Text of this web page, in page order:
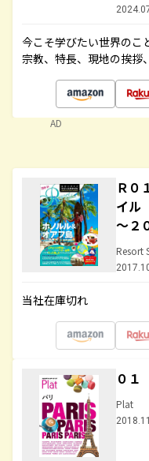
今こそ学びたい世界のこ
宗教、特長、現地の挨拶
AD
Ｒ
イル
～２
Resort
当社在庫切れ
０
Plat